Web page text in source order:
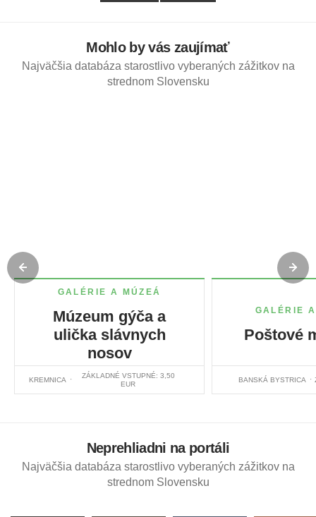
Mohlo by vás zaujímať
Najväčšia databáza starostlivo vyberaných zážitkov na
strednom Slovensku
GALÉRIE A MÚZEÁ
Múzeum gýča a
ulička slávnych
nosov
KREMNICA
ZÁKLADNÉ VSTUPNÉ: 3,50
EUR
GALÉRIE
Poštové
BANSKÁ BYSTRICA
Neprehliadni na portáli
Najväčšia databáza starostlivo vyberaných zážitkov na
strednom Slovensku